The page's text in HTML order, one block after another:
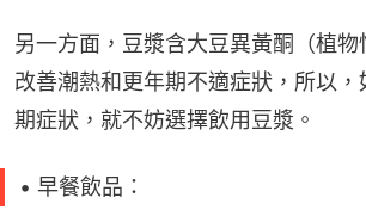
另一方面，豆漿含大豆異黃酮（植物
改善潮熱和更年期不適症狀，所以
期症狀，就不妨選擇飲用豆漿。
• 早餐飲品：